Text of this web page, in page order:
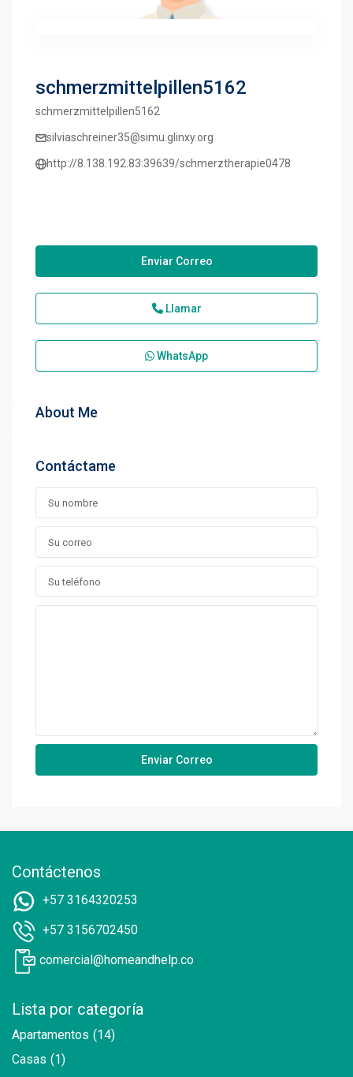
schmerzmittelpillen5162
schmerzmittelpillen5162
silviaschreiner35@simu.glinxy.org
http://8.138.192.83:39639/schmerztherapie0478
Enviar Correo
Llamar
WhatsApp
About Me
Contáctame
Contáctenos
+57 3164320253
+57 3156702450
comercial@homeandhelp.co
Lista por categoría
Apartamentos (14)
Casas (1)